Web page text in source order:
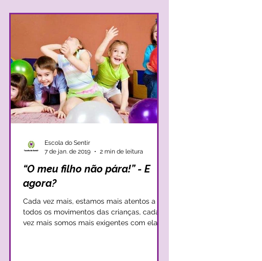
“O meu filho não pára!” - E
agora?
Cada vez mais, estamos mais atentos a
todos os movimentos das crianças, cada
vez mais somos mais exigentes com elas, e
Escola do Sentir
7 de jan. de 2019
2 min de leitura